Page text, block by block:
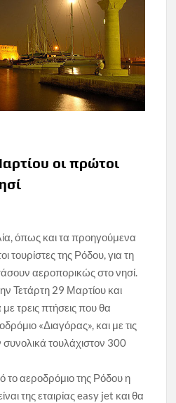
οι πρώτοι
όπως και τα προηγούμενα
τουρίστες της Ρόδου, για τη
αεροπορικώς στο νησί.
Τετάρτη 29 Μαρτίου και
τρεις πτήσεις που θα
«Διαγόρας», και με τις
τουλάχιστον 300
αεροδρόμιο της Ρόδου η
της εταιρίας easy jet και θα